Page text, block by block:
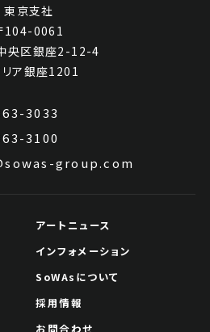
東京支社
104-0061
央区銀座2-12-4
ア銀座1201
3033
3100
group.com
アートニュース
インフォメーション
SoWAsについて
採用情報
お問合わせ